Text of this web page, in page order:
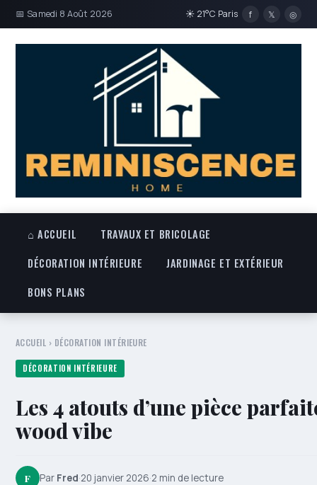
📅 Samedi 8 Août 2026 ☀ 21°C Paris f 𝕏 ◎
⌂ ACCUEIL
TRAVAUX ET BRICOLAGE
DÉCORATION INTÉRIEURE
JARDINAGE ET EXTÉRIEUR
BONS PLANS
ACCUEIL › DÉCORATION INTÉRIEURE
DÉCORATION INTÉRIEURE
Les 4 atouts d’une pièce
wood vibe
F Par Fred·20 janvier 2026·2 min de lecture